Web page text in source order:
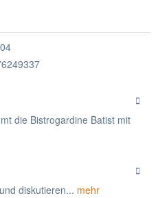
die Bistrogardine Batist mit
diskutieren... mehr